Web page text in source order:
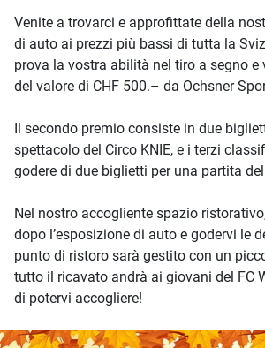
Venite a trovarci e approfittate della
di auto ai prezzi più bassi di tutta la
prova la vostra abilità nel tiro a segno e
del valore di CHF 500.– da Ochsner
Il secondo premio consiste in due
spettacolo del Circo KNIE, e i terzi
godere di due biglietti per una partita
Nel nostro accogliente spazio
dopo l’esposizione di auto e godervi le
punto di ristoro sarà gestito con un
tutto il ricavato andrà ai giovani del FC
di potervi accogliere!